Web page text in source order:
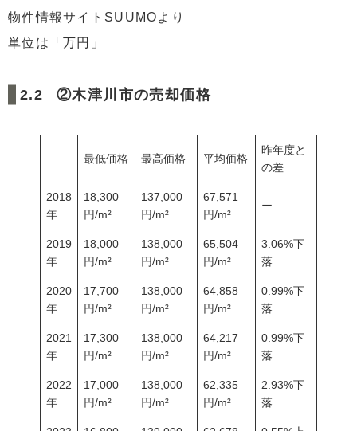
物件情報サイトSUUMOより
単位は「万円」
②木津川市の売却価格
最低価格 最高価格 平均価格
昨年度と
の差
2018
年
18,300
円/m²
137,000
円/m²
67,571
円/m²
ー
2019
年
18,000
円/m²
138,000
円/m²
65,504
円/m²
3.06%下
落
2020
年
17,700
円/m²
138,000
円/m²
64,858
円/m²
0.99%下
落
2021
年
17,300
円/m²
138,000
円/m²
64,217
円/m²
0.99%下
落
2022
年
17,000
円/m²
138,000
円/m²
62,335
円/m²
2.93%下
落